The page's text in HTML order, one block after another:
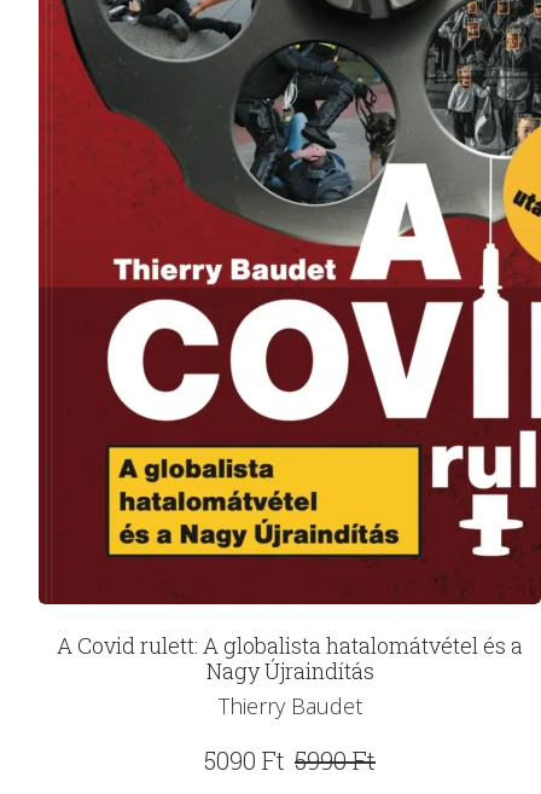
A Covid rulett: A globalista hatalomátvétel és a
Nagy Újraindítás
Thierry Baudet
5990Ft
Original
5090 Ft
Current